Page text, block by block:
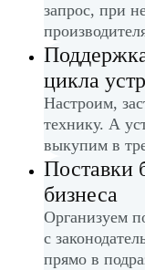
запрос, при
цикла
Настроим,
технику. А
выкупим в
Поставки
бизнеса
Организуем
с
прямо в